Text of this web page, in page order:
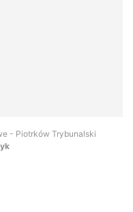
- Piotrków Trybunalski